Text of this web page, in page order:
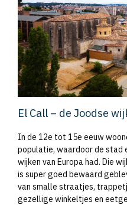
El Call – de Joodse
In de 12e tot 15e eeuw
populatie, waardoor de stad
wijken van Europa had. Die
is super goed bewaard
van smalle straatjes,
gezellige winkeltjes en